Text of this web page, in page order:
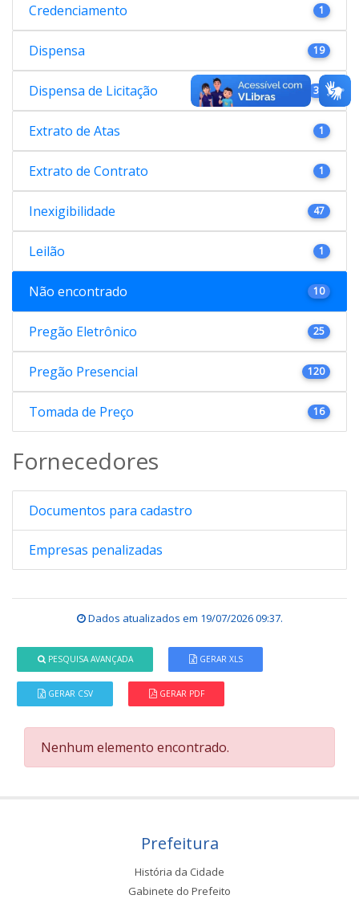
Credenciamento 1
Dispensa 19
Dispensa de Licitação 38
Extrato de Atas 1
Extrato de Contrato 1
Inexigibilidade 47
Leilão 1
Não encontrado 10
Pregão Eletrônico 25
Pregão Presencial 120
Tomada de Preço 16
Fornecedores
Documentos para cadastro
Empresas penalizadas
Dados atualizados em 19/07/2026 09:37.
PESQUISA AVANÇADA GERAR XLS
GERAR CSV GERAR PDF
Nenhum elemento encontrado.
Prefeitura
História da Cidade
Gabinete do Prefeito